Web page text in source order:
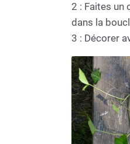
2 : Faites un
dans la
3 : Décorer